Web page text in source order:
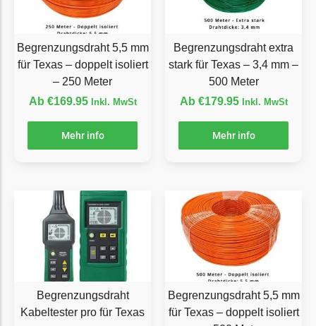
McCulloch
McCulloch Messer
Begrenzungsdraht
Medion
Medion Messer
Begrenzungsdraht
Mountfield
Begrenzungsdraht
Mowox
Mowox Messer
Begrenzungsdraht
MTD
MTD Messer
Begrenzungsdraht 5,5 mm
für Texas – doppelt isoliert
– 250 Meter
Ab €169.95 Inkl. MwSt
Mehr info
Begrenzungsdraht extra
stark für Texas – 3,4 mm –
500 Meter
Ab €179.95 Inkl. MwSt
Mehr info
Begrenzungsdraht
Kabeltester pro für Texas
Begrenzungsdraht 5,5 mm
für Texas – doppelt isoliert